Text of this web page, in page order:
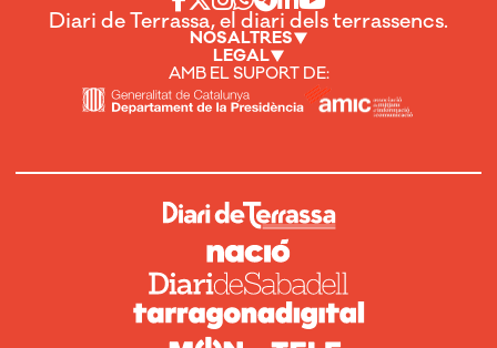
Diari de Terrassa, el diari dels terrassencs.
NOSALTRES
LEGAL
AMB EL SUPORT DE: